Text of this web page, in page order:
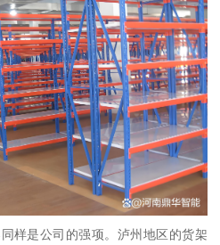
样是公司的强项。泸州地区的货架